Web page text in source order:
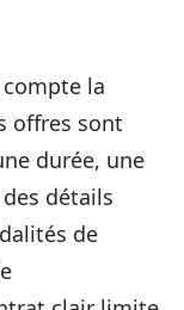
la
offres sont
durée, une
détails
de